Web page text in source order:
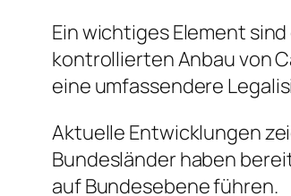
Ein wichtiges Element
kontrollierten Anbau von
eine umfassendere
Aktuelle Entwicklungen
Bundesländer haben
auf Bundesebene führen.